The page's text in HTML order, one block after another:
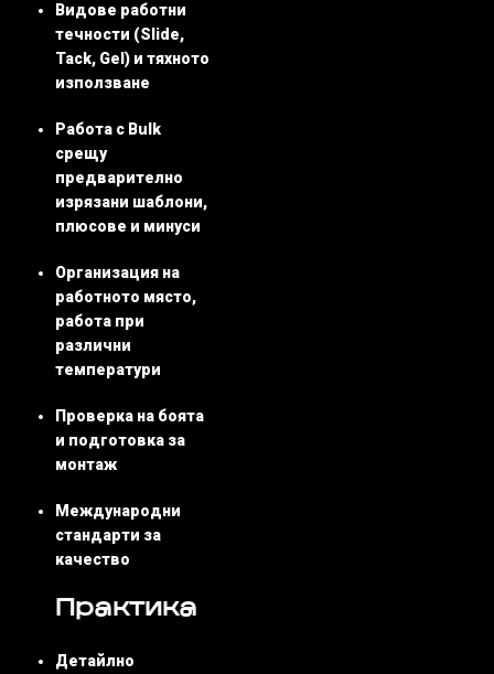
Видове работни
течности (Slide,
Tack, Gel) и тяхното
използване
Работа с Bulk
срещу
предварително
изрязани шаблони,
плюсове и минуси
Организация на
работното място,
работа при
различни
температури
Проверка на боята
и подготовка за
монтаж
Международни
стандарти за
качество
Практика
Детайлно